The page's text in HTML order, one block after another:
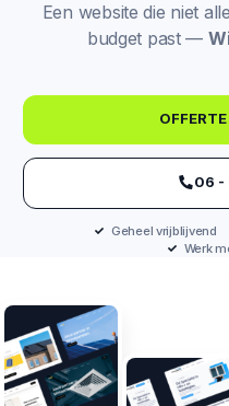
Een website die niet
budget past —
‪06 -
Geheel vrijblijvend
Werk